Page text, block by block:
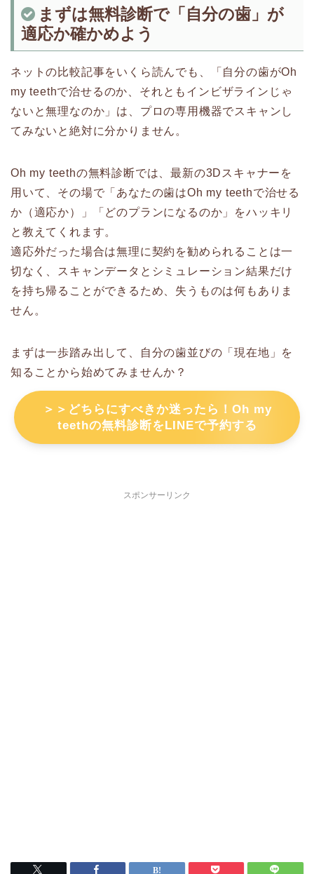
まずは無料診断で「自分の歯」が
適応か確かめよう
ネットの比較記事をいくら読んでも、「自分の歯がOh
my teethで治せるのか、それともインビザラインじゃ
ないと無理なのか」は、プロの専用機器でスキャンし
てみないと絶対に分かりません。
Oh my teethの無料診断では、最新の3Dスキャナーを
用いて、その場で「あなたの歯はOh my teethで治せる
か（適応か）」「どのプランになるのか」をハッキリ
と教えてくれます。
適応外だった場合は無理に契約を勧められることは一
切なく、スキャンデータとシミュレーション結果だけ
を持ち帰ることができるため、失うものは何もありま
せん。
まずは一歩踏み出して、自分の歯並びの「現在地」を
知ることから始めてみませんか？
＞＞どちらにすべきか迷ったら！Oh my
teethの無料診断をLINEで予約する
スポンサーリンク